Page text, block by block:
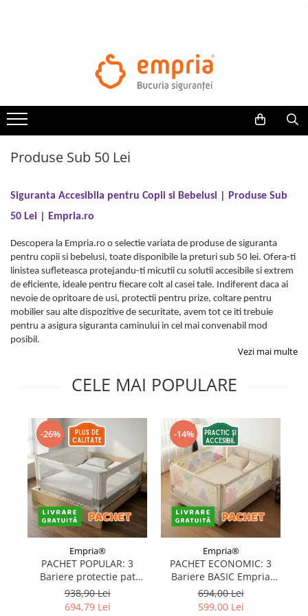
Bariere protectie pentru pat
Protectii mobilier
Protectie colturi mobila copii
Sigurante pentru sertare si usi
Kituri de siguranta pentru copii si
bebelusi
Protectii casa
Protectii utile
Poarta siguranta copii
Protectii exterior
bebelusi
Echipament protectie bicicleta si
Accesorii auto copii
Haine & accesorii plaja
Haine plaja / inot
Palarii protectie UV
Accesorii plaja
Puericultura mare
Produse Sub 50 Lei
Siguranta Accesibila pentru Copii si Bebelusi | Produse Sub
50 Lei | Empria.ro
Descopera la Empria.ro o selectie variata de produse de siguranta
pentru copii si bebelusi, toate disponibile la preturi sub 50 lei. Ofera-ti
linistea sufleteasca protejandu-ti micutii cu solutii accesibile si extrem
de eficiente, ideale pentru fiecare colt al casei tale. Indiferent daca ai
nevoie de opritoare de usi, protectii pentru prize, coltare pentru
mobilier sau alte dispozitive de securitate, avem tot ce iti trebuie
pentru a asigura siguranta caminului in cel mai convenabil mod
posibil.
Vezi mai multe
CELE MAI POPULARE
-26%
Empria®
PACHET POPULAR: 3
Bariere protectie pat
copii, SELECT, 160x200
cm
938,90 Lei
694,79 Lei
-14%
Empria®
PACHET ECONOMIC: 3
Bariere BASIC Empria
protectie pat 160X200 cm
+ bara stabilizatoare
694,00 Lei
599,00 Lei